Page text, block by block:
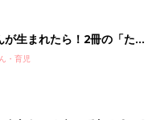
が生まれたら！2冊の「たま
・育児